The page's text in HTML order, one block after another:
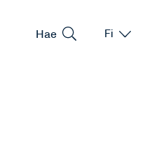
Hae Vaihda
Fi